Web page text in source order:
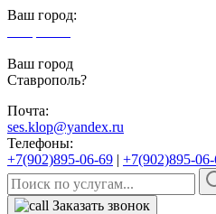
Ваш город:
Ваш город
Ставрополь?
Почта:
ses.klop@yandex.ru
Телефоны:
+7(902)895-06-69 | +7(902)895-
Заказать звонок